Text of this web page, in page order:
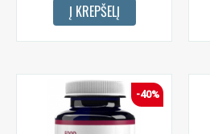
Į KREPŠELĮ
-40%